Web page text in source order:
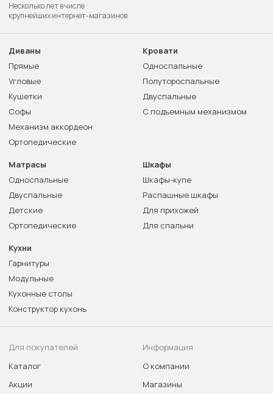
Несколько лет в числе
крупнейших интернет-магазинов
Диваны
Прямые
Угловые
Кушетки
Софы
Механизм аккордеон
Ортопедические
Кровати
Односпальные
Полутороспальные
Двуспальные
С подъемным механизмом
Матрасы
Односпальные
Двуспальные
Детские
Ортопедические
Шкафы
Шкафы-купе
Распашные шкафы
Для прихожей
Для спальни
Кухни
Гарнитуры
Модульные
Кухонные столы
Конструктор кухонь
Для покупателей
Каталог
Акции
Информация
О компании
Магазины